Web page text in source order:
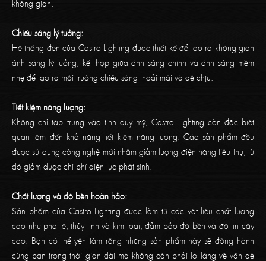
không gian.
Chiếu sáng lý tưởng:
Hệ thống đèn của Castro Lighting được thiết kế để tạo ra không gian
ánh sáng lý tưởng, kết hợp giữa ánh sáng chính và ánh sáng mềm
nhẹ để tạo ra môi trường chiếu sáng thoải mái và dễ chịu.
Tiết kiệm năng lượng:
Không chỉ tập trung vào tính duy mỹ, Castro Lighting còn đặc biệt
quan tâm đến khả năng tiết kiệm năng lượng. Các sản phẩm đều
được sử dụng công nghệ mới nhằm giảm lượng điện năng tiêu thụ, từ
đó giảm được chi phí điện lực phát sinh.
Chất lượng và độ bền hoàn hảo:
Sản phẩm của Castro Lighting được làm từ các vật liệu chất lượng
cao như pha lê, thủy tinh và kim loại, đảm bảo độ bền và độ tin cậy
cao. Bạn có thể yên tâm rằng những sản phẩm này sẽ đồng hành
cùng bạn trong thời gian dài mà không cần phải lo lắng về vấn đề